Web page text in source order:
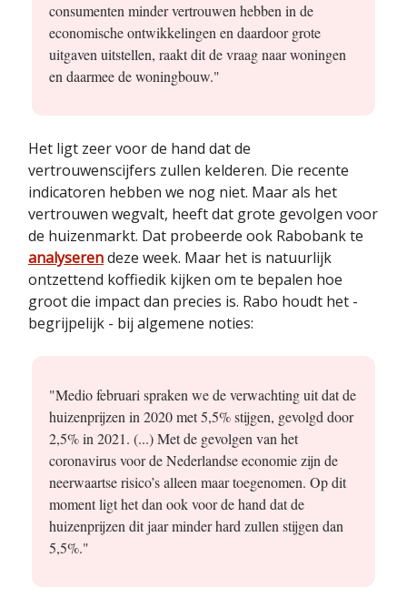
consumenten minder vertrouwen hebben in de
economische ontwikkelingen en daardoor grote
uitgaven uitstellen, raakt dit de vraag naar woningen
en daarmee de woningbouw."
Het ligt zeer voor de hand dat de
vertrouwenscijfers zullen kelderen. Die recente
indicatoren hebben we nog niet. Maar als het
vertrouwen wegvalt, heeft dat grote gevolgen voor
de huizenmarkt. Dat probeerde ook Rabobank te
analyserendeze week. Maar het is natuurlijk
ontzettend koffiedik kijken om te bepalen hoe
groot die impact dan precies is. Rabo houdt het -
begrijpelijk - bij algemene noties:
"Medio februari spraken we de verwachting uit dat de
huizenprijzen in 2020 met 5,5% stijgen, gevolgd door
2,5% in 2021. (...) Met de gevolgen van het
coronavirus voor de Nederlandse economie zijn de
neerwaartse risico’s alleen maar toegenomen. Op dit
moment ligt het dan ook voor de hand dat de
huizenprijzen dit jaar minder hard zullen stijgen dan
5,5%."